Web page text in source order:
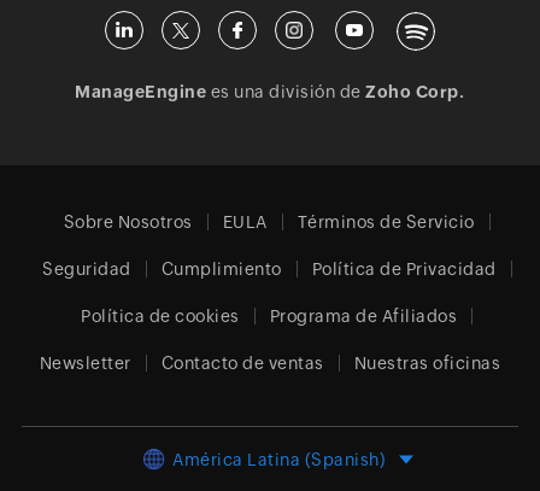
ManageEngine es una división deZoho Corp.
Sobre Nosotros EULA Términos de Servicio
Seguridad Cumplimiento Política de Privacidad
Política de cookies Programa de Afiliados
Newsletter Contacto de ventas Nuestras oficinas
América Latina (Spanish)